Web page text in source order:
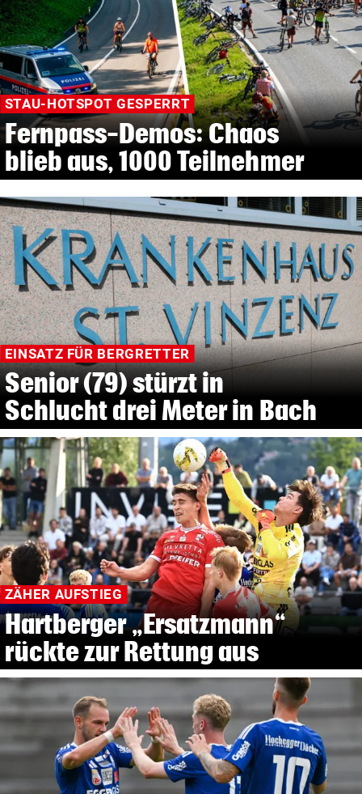
STAU-HOTSPOT GESPERRT
Fernpass-Demos: Chaos
blieb aus, 1000 Teilnehmer
EINSATZ FÜR BERGRETTER
Senior (79) stürzt in
Schlucht drei Meter in Bach
ZÄHER AUFSTIEG
Hartberger „Ersatzmann“
rückte zur Rettung aus